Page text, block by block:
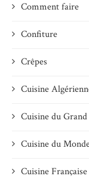
Comment faire
Confiture
Crêpes
Cuisine
Cuisine du
Cuisine du
Cuisine Française